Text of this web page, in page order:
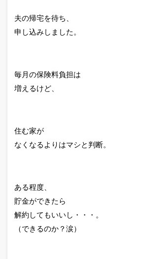
夫の帰宅を待ち、
申し込みしました。
毎月の保険料負担は
増えるけど、
住む家が
なくなるよりはマシと判断。
ある程度、
貯金ができたら
解約してもいいし・・・。
（できるのか？涙）